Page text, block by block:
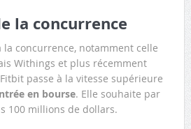
la concurrence
concurrence, notamment celle
Withings et plus récemment
passe à la vitesse supérieure
en bourse. Elle souhaite par
100 millions de dollars.